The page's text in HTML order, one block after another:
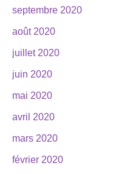
septembre 2020
août 2020
juillet 2020
juin 2020
mai 2020
avril 2020
mars 2020
février 2020